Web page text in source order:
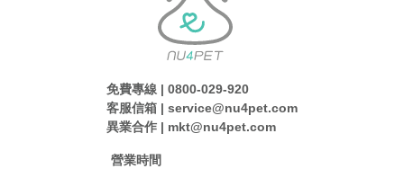
免費專線 | 0800-029-920
客服信箱 | service@nu4pet.com
異業合作 | mkt@nu4pet.com
營業時間